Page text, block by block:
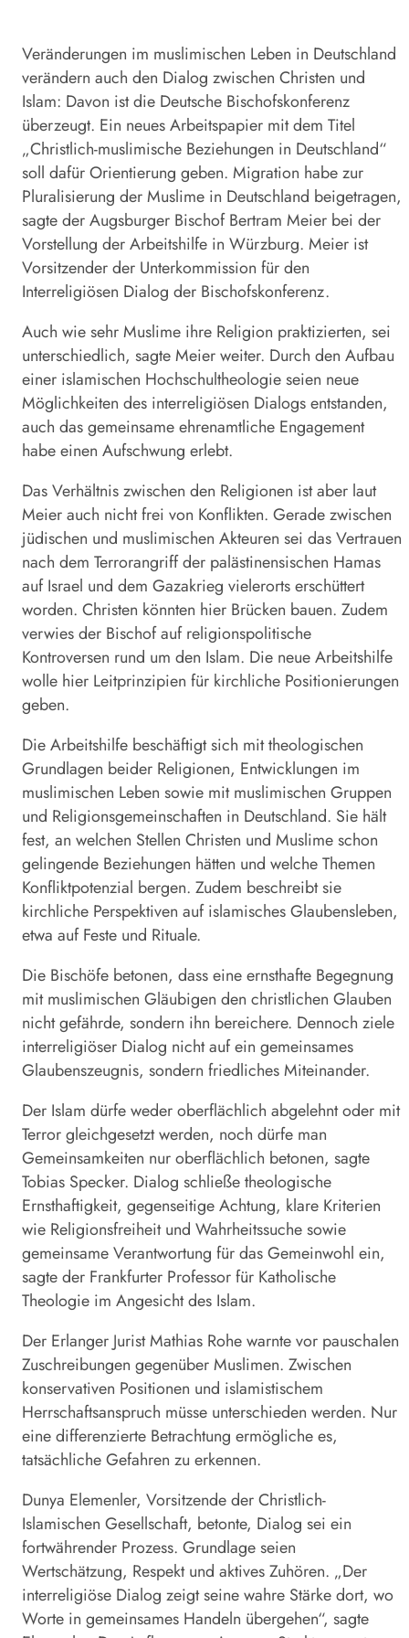
Veränderungen im muslimischen Leben in Deutschland
verändern auch den Dialog zwischen Christen und
Islam: Davon ist die Deutsche Bischofskonferenz
überzeugt. Ein neues Arbeitspapier mit dem Titel
„Christlich-muslimische Beziehungen in Deutschland“
soll dafür Orientierung geben. Migration habe zur
Pluralisierung derMuslime in Deutschland beigetragen,
sagte der Augsburger Bischof Bertram Meier bei der
Vorstellung der Arbeitshilfe in Würzburg. Meier ist
Vorsitzender der Unterkommission für den
Interreligiösen Dialog der Bischofskonferenz.
Auch wie sehrMuslime ihre Religion praktizierten, sei
unterschiedlich, sagte Meier weiter. Durch den Aufbau
einer islamischen Hochschultheologie seien neue
Möglichkeiten des interreligiösen Dialogs entstanden,
auch das gemeinsame ehrenamtliche Engagement
habe einen Aufschwung erlebt.
Das Verhältnis zwischen den Religionen ist aber laut
Meier auch nicht frei von Konflikten. Gerade zwischen
jüdischen und muslimischen Akteuren sei das Vertrauen
nach dem Terrorangriff der palästinensischen Hamas
auf Israel und dem Gazakrieg vielerorts erschüttert
worden. Christen könnten hier Brücken bauen. Zudem
verwies der Bischof auf religionspolitische
Kontroversen rund um den Islam. Die neue Arbeitshilfe
wolle hier Leitprinzipien für kirchliche Positionierungen
geben.
Die Arbeitshilfe beschäftigt sich mit theologischen
Grundlagen beider Religionen, Entwicklungen im
muslimischen Leben sowie mit muslimischen Gruppen
und Religionsgemeinschaften in Deutschland. Sie hält
fest, an welchen Stellen Christen und Muslimeschon
gelingende Beziehungen hätten und welche Themen
Konfliktpotenzial bergen. Zudem beschreibt sie
kirchliche Perspektiven auf islamisches Glaubensleben,
etwa auf Feste und Rituale.
Die Bischöfe betonen, dass eine ernsthafte Begegnung
mit muslimischen Gläubigen den christlichen Glauben
nicht gefährde, sondern ihn bereichere. Dennoch ziele
interreligiöser Dialog nicht auf ein gemeinsames
Glaubenszeugnis, sondern friedliches Miteinander.
Der Islam dürfe weder oberflächlich abgelehnt oder mit
Terror gleichgesetzt werden, noch dürfe man
Gemeinsamkeiten nur oberflächlich betonen, sagte
Tobias Specker. Dialog schließe theologische
Ernsthaftigkeit, gegenseitige Achtung, klare Kriterien
wie Religionsfreiheit und Wahrheitssuche sowie
gemeinsame Verantwortung für das Gemeinwohl ein,
sagte der Frankfurter Professor für Katholische
Theologie im Angesicht des Islam.
Der Erlanger Jurist Mathias Rohe warnte vor pauschalen
Zuschreibungen gegenüber Muslimen. Zwischen
konservativen Positionen und islamistischem
Herrschaftsanspruch müsse unterschieden werden. Nur
eine differenzierte Betrachtung ermögliche es,
tatsächliche Gefahren zu erkennen.
Dunya Elemenler, Vorsitzende der Christlich-
Islamischen Gesellschaft, betonte, Dialog sei ein
fortwährender Prozess. Grundlage seien
Wertschätzung, Respekt und aktives Zuhören. „Der
interreligiöse Dialog zeigt seine wahre Stärke dort, wo
Worte in gemeinsames Handeln übergehen“, sagte